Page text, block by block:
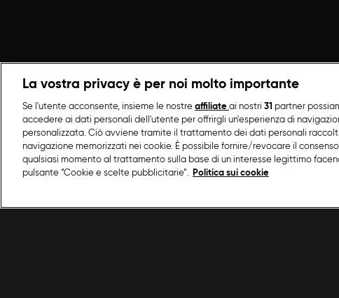
La vostra privacy è per noi molto importante
Se l'utente acconsente, insieme le nostre affiliate ai nostri 31 partner
accedere ai dati personali dell'utente per offrirgli un'esperienza di
personalizzata. Ciò avviene tramite il trattamento dei dati personali
navigazione memorizzati nei cookie. È possibile fornire/revocare il
qualsiasi momento al trattamento sulla base di un interesse legittimo
pulsante “Cookie e scelte pubblicitarie”.
Politica sui cookie